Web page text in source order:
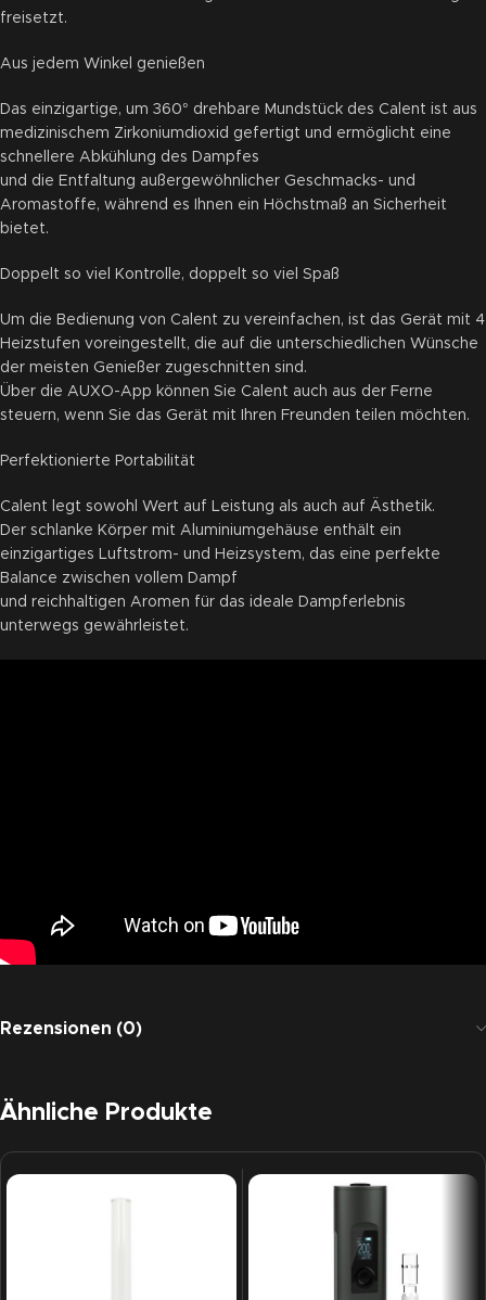
freisetzt.
Aus jedem Winkel genießen
Das einzigartige, um 360° drehbare Mundstück des Calent ist aus
medizinischem Zirkoniumdioxid gefertigt und ermöglicht eine
schnellere Abkühlung des Dampfes
und die Entfaltung außergewöhnlicher Geschmacks- und
Aromastoffe, während es Ihnen ein Höchstmaß an Sicherheit
bietet.
Doppelt so viel Kontrolle, doppelt so viel Spaß
Um die Bedienung von Calent zu vereinfachen, ist das Gerät mit 4
Heizstufen voreingestellt, die auf die unterschiedlichen Wünsche
der meisten Genießer zugeschnitten sind.
Über die AUXO-App können Sie Calent auch aus der Ferne
steuern, wenn Sie das Gerät mit Ihren Freunden teilen möchten.
Perfektionierte Portabilität
Calent legt sowohl Wert auf Leistung als auch auf Ästhetik.
Der schlanke Körper mit Aluminiumgehäuse enthält ein
einzigartiges Luftstrom- und Heizsystem, das eine perfekte
Balance zwischen vollem Dampf
und reichhaltigen Aromen für das ideale Dampferlebnis
unterwegs gewährleistet.
Rezensionen (0)
Ähnliche Produkte